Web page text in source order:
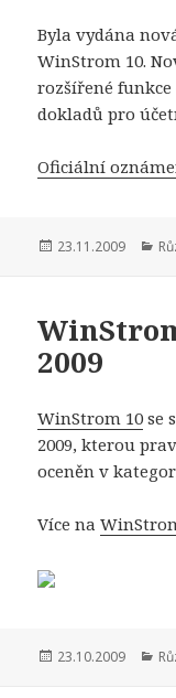
Byla vydána
WinStrom 10.
rozšířené
dokladů pro
Oficiální
Publikováno:
23.11.2009
2009
WinStrom 10 se
2009, kterou
oceněn v
Více na
Publikováno:
23.10.2009